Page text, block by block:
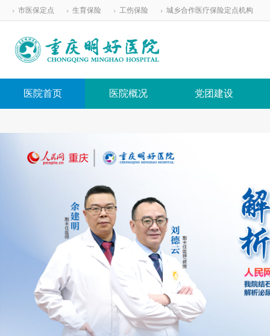
市医保定点 生育保险 工伤保险 城乡合作医疗保险定点机构
医院首页 医院概况 党团建设